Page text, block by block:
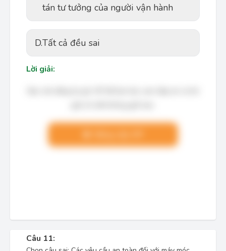
tán tư tưởng của người vận hành
D.Tất cả đều sai
Lời giải:
Câu 11: